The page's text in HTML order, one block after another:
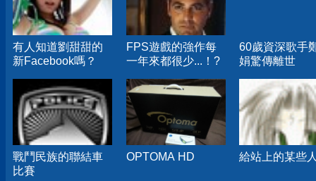
有人知道劉甜甜的
新Facebook嗎？
FPS遊戲的強作每
一年來都很少...！?
60歲資深歌手
娟驚傳離世
戰鬥民族的聯結車
比賽
OPTOMA HD 給站上的某些